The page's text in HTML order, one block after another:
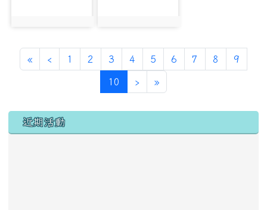
«第一頁
‹ 上一頁
1 2 3 4 5 6 7 8 9
10 (目前頁次)
›下一頁
»最後頁
左邊區域內容
近期活動